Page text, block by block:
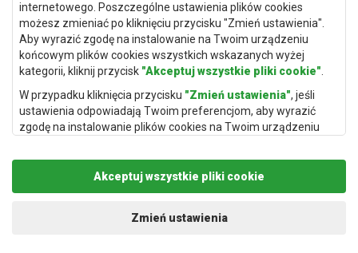
internetowego. Poszczególne ustawienia plików cookies
możesz zmieniać po kliknięciu przycisku "Zmień ustawienia".
Aby wyrazić zgodę na instalowanie na Twoim urządzeniu
końcowym plików cookies wszystkich wskazanych wyżej
kategorii, kliknij przycisk "Akceptuj wszystkie pliki cookie"
W przypadku kliknięcia przycisku "Zmień ustawienia", jeśli
ustawienia odpowiadają Twoim preferencjom, aby wyrazić
zgodę na instalowanie plików cookies na Twoim urządzeniu
"Zapisz i zaakceptuj".
Podstawą przetwarzania danych osobowych, w zakresie w
administratora danych osobowych (Rugito Radosław Bartosik z
Akceptuj wszystkie pliki cookie
Zmień ustawienia
Dywany Łódź
Dywany Katowice
Dywany Rzeszów
Dywany Częstochowa
Projekt i realizacja:dimax.pl